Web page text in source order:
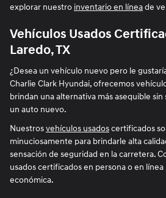
explorar nuestro inventario en líneade
Vehículos Usados
Laredo, TX
¿Desea un vehículo nuevo pero le
Charlie Clark Hyundai, ofrecemos
brindan una alternativa más asequible
un auto nuevo.
Nuestrosvehículos usadoscertificados
minuciosamente para brindarle alta
sensación de seguridad en la carretera.
usados certificados en persona o en
económica.